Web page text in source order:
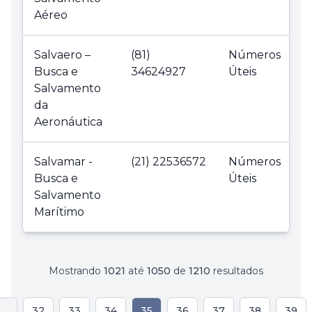
Aéreo
Salvaero –
Busca e
Salvamento
da
Aeronáutica
(81)
34624927
Números
Úteis
Salvamar -
Busca e
Salvamento
Marítimo
(21) 22536572
Números
Úteis
Mostrando 1021 até 1050 de 1210 resultados